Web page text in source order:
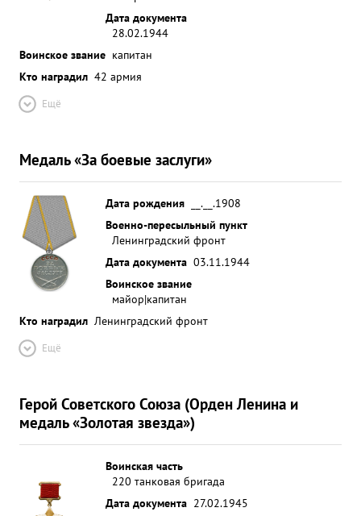
Дата документа
28.02.1944
Воинское звание капитан
Кто наградил 42 армия
Ещё
Медаль «За боевые заслуги»
Дата рождения
__.__.1908
Военно-пересыльный пункт
Ленинградский фронт
Дата документа 03.11.1944
Воинское звание
майор|капитан
Кто наградил Ленинградский фронт
Ещё
Герой Советского Союза (Орден Ленина и
медаль «Золотая звезда»)
Воинская часть
220 танковая бригада
Дата документа 27.02.1945